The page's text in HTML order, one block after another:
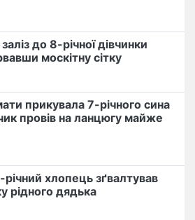
до 8-річної дівчинки
москітну сітку
прикувала 7-річного сина
провів на ланцюгу майже
хлопець​ ️зґвалтував
рідного дядька